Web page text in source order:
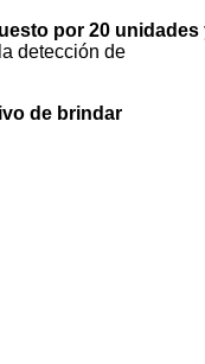
por 20 unidades
detección de
de brindar